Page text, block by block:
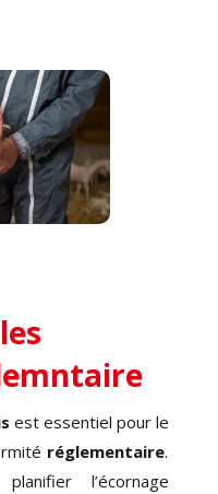
est essentiel pour le
réglementaire.
l’écornage